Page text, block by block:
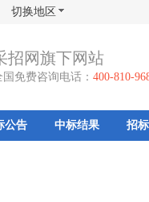
切换地区
招网旗下网站
国免费咨询电话： 400-810-
公告 中标结果 招